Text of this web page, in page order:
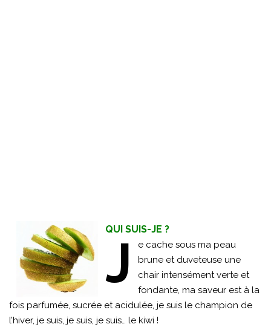
QUI SUIS-JE ?
J
e cache sous ma peau
brune et duveteuse une
chair intensément verte et
fondante, ma saveur est à la
fois parfumée, sucrée et acidulée, je suis le champion de
l’hiver, je suis, je suis, je suis… le kiwi !